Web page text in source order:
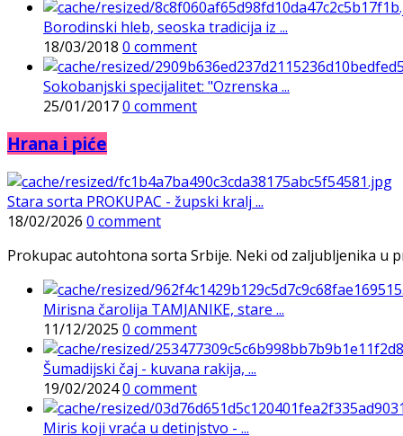
Borodinski hleb, seoska tradicija iz ...
18/03/2018 0 comment
Sokobanjski specijalitet: "Ozrenska ...
25/01/20170 comment
Hrana i piće
Stara sorta PROKUPAC - župski kralj ...
18/02/2026 0 comment
Prokupac autohtona sorta Srbije. Neki od zaljubljenika u
Mirisna čarolija TAMJANIKE, stare ...
11/12/2025 0 comment
Šumadijski čaj - kuvana rakija, ...
19/02/20240 comment
Miris koji vraća u detinjstvo - ...